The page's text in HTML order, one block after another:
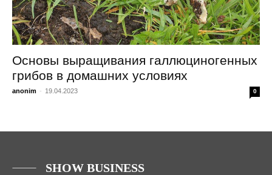
Основы выращивания галлюциногенных
грибов в домашних условиях
anonim - 19.04.2023 0
SHOW BUSINESS